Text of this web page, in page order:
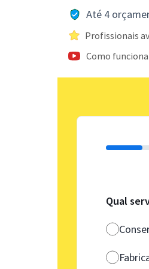
Até 4
Profissionais
Como
Qual